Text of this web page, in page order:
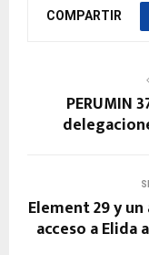
COMPARTIR
PERUMIN
Element 29 y
acceso a Elida